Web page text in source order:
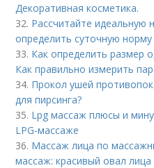
Декоративная косметика.
32. Рассчитайте идеальную
определить суточную норму
33. Как определить размер
Как правильно измерить
34. Прокол ушей
для пирсинга?
35. Lpg массаж плюсы и
LPG-массаже
36. Массаж лица по
массаж: красивый овал